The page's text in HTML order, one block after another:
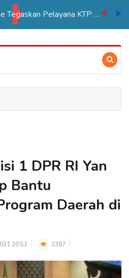
1 DPR RI Yan
Bantu
Daerah di
20:52 2387